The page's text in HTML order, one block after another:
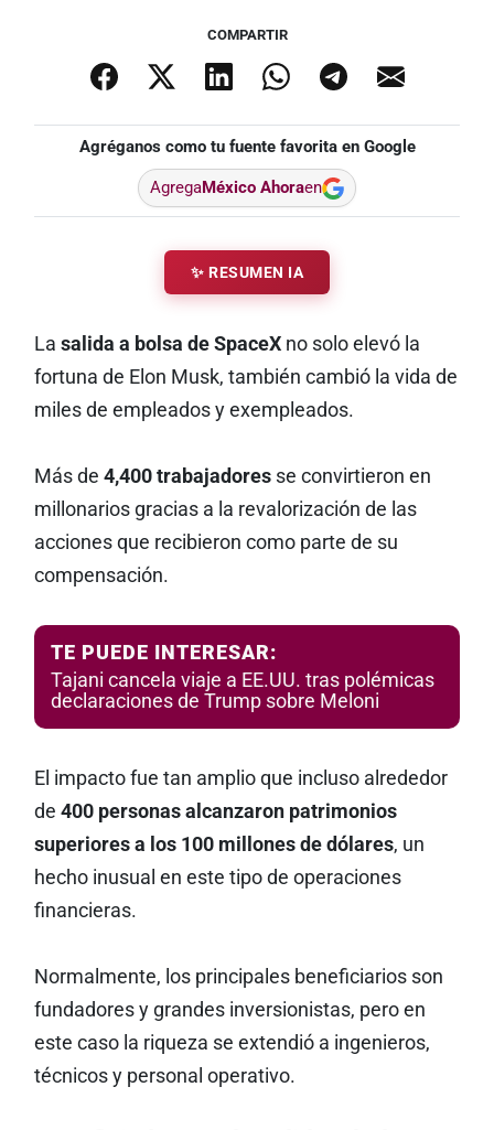
COMPARTIR
Agréganos como tu fuente favorita en Google
AgregaMéxico Ahoraen
✨ RESUMEN IA
La salida a bolsa de SpaceXno solo elevó la
fortuna de Elon Musk, también cambió la vida de
miles de empleados y exempleados.
Más de 4,400 trabajadoresse convirtieron en
millonarios gracias a la revalorización de las
acciones que recibieron como parte de su
compensación.
TE PUEDE INTERESAR:
Tajani cancela viaje a EE.UU. tras polémicas
declaraciones de Trump sobre Meloni
El impacto fue tan amplio que incluso alrededor
de 400 personas alcanzaron patrimonios
superiores a los 100 millones de dólares, un
hecho inusual en este tipo de operaciones
financieras.
Normalmente, los principales beneficiarios son
fundadores y grandes inversionistas, pero en
este caso la riqueza se extendió a ingenieros,
técnicos y personal operativo.